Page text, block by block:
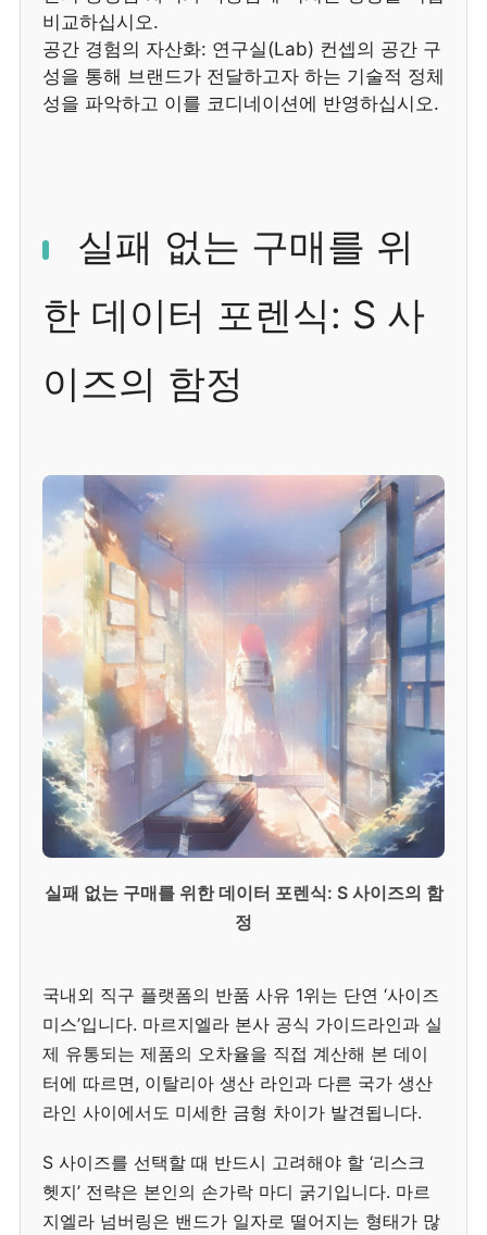
비교하십시오.
공간 경험의 자산화: 연구실(Lab) 컨셉의 공간 구
성을 통해 브랜드가 전달하고자 하는 기술적 정체
성을 파악하고 이를 코디네이션에 반영하십시오.
실패 없는 구매를 위
한 데이터 포렌식: S 사
이즈의 함정
실패 없는 구매를 위한 데이터 포렌식: S 사이즈의 함
정
국내외 직구 플랫폼의 반품 사유 1위는 단연 ‘사이즈
미스’입니다. 마르지엘라 본사 공식 가이드라인과 실
제 유통되는 제품의 오차율을 직접 계산해 본 데이
터에 따르면, 이탈리아 생산 라인과 다른 국가 생산
라인 사이에서도 미세한 금형 차이가 발견됩니다.
S 사이즈를 선택할 때 반드시 고려해야 할 ‘리스크
헷지’ 전략은 본인의 손가락 마디 굵기입니다. 마르
지엘라 넘버링은 밴드가 일자로 떨어지는 형태가 많